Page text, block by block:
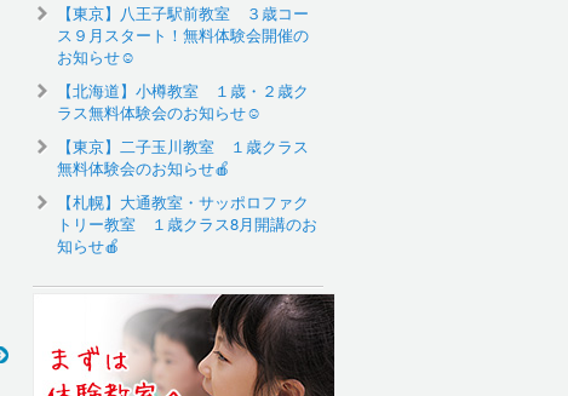
【東京】八王子駅前教室 ３歳コー
ス９月スタート！無料体験会開催の
お知らせ☺️
【北海道】小樽教室 １歳・２歳ク
ラス無料体験会のお知らせ☺
【東京】二子玉川教室 １歳クラス
無料体験会のお知らせ🍎
【札幌】大通教室・サッポロファク
トリー教室 １歳クラス8月開講のお
知らせ🍎